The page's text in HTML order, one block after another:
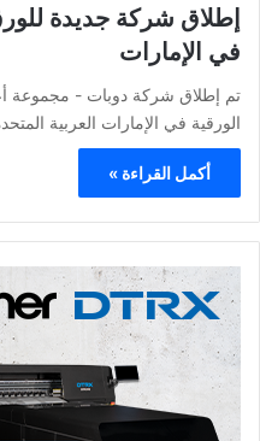
إطلاق شركة جديدة
في الإمارات
تم إطلاق شركة دوبات - مجموعة
الورقية في الإمارات العربية
أكمل القراءة »